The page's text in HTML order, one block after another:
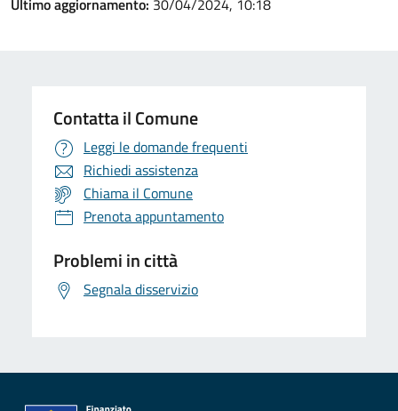
Ultimo aggiornamento: 30/04/2024, 10:18
Contatta il Comune
Leggi le domande frequenti
Richiedi assistenza
Chiama il Comune
Prenota appuntamento
Problemi in città
Segnala disservizio